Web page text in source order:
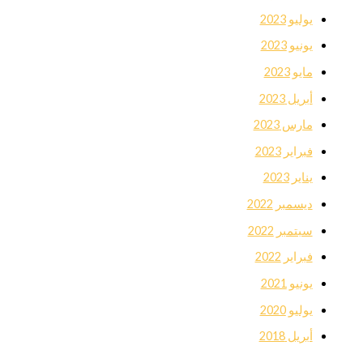
يوليو 2023
يونيو 2023
مايو 2023
أبريل 2023
مارس 2023
فبراير 2023
يناير 2023
ديسمبر 2022
سبتمبر 2022
فبراير 2022
يونيو 2021
يوليو 2020
أبريل 2018